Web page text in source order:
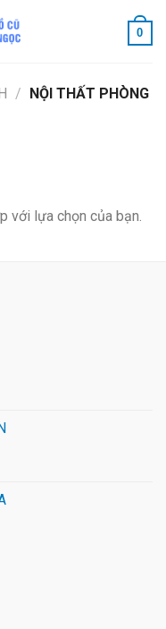
0
/ NỘI THẤT PHÒNG
với lựa chọn của bạn.